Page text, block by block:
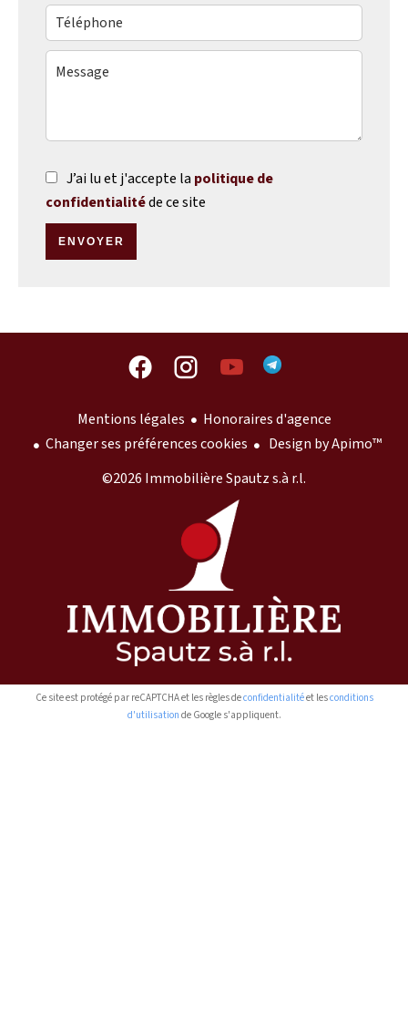
J’ai lu et j'accepte la politique de
confidentialitéde ce site
ENVOYER
Mentions légales
Honoraires d'agence
Changer ses préférences cookies
Design byApimo™
©2026 Immobilière Spautz s.à r.l.
Ce site est protégé par reCAPTCHA et les règles deconfidentialitéet lesconditions
d'utilisation de Google s'appliquent.